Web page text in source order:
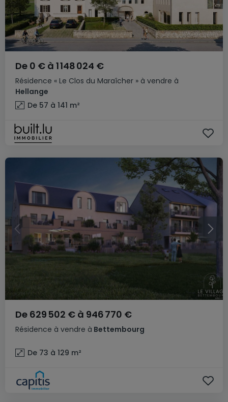
Résidence « Le Clos du Maraîcher » à vendre à
Hellange
De 0 € à 1 148 024 €
De 57 à 141 m²
Résidence à vendre à Bettembourg
De 629 502 € à 946 770 €
De 73 à 129 m²